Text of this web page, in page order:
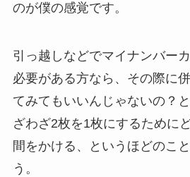
のが僕の感覚です。
引っ越しなどでマイナンバー
必要がある方なら、その際に
てみてもいいんじゃないの？
ざわざ2枚を1枚にするために
間をかける、というほどのこ
う。